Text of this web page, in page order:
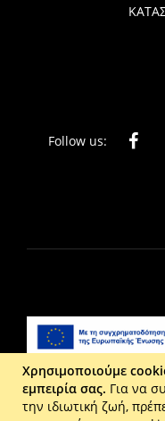
Follow us:
Liberta Ε.Π.Ε. - Τ:
Χρησιμοποιούμε
εμπειρία σας. Για να
την ιδιωτική ζωή,